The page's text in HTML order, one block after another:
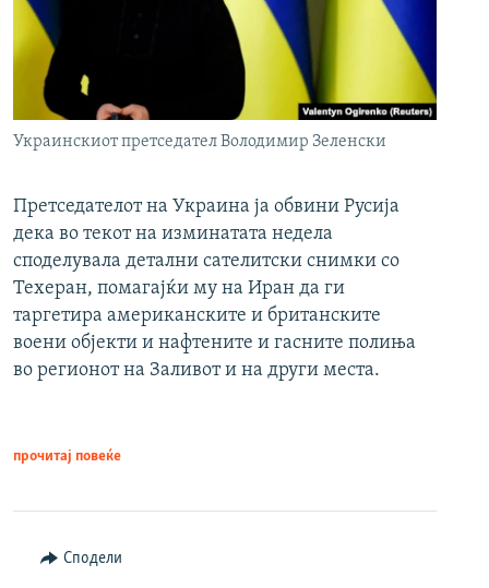
Украинскиот претседател Володимир Зеленски
Претседателот на Украина ја обвини Русија
дека во текот на изминатата недела
споделувала детални сателитски снимки со
Техеран, помагајќи му на Иран да ги
таргетира американските и британските
воени објекти и нафтените и гасните полиња
во регионот на Заливот и на други места.
прочитај повеќе
Сподели